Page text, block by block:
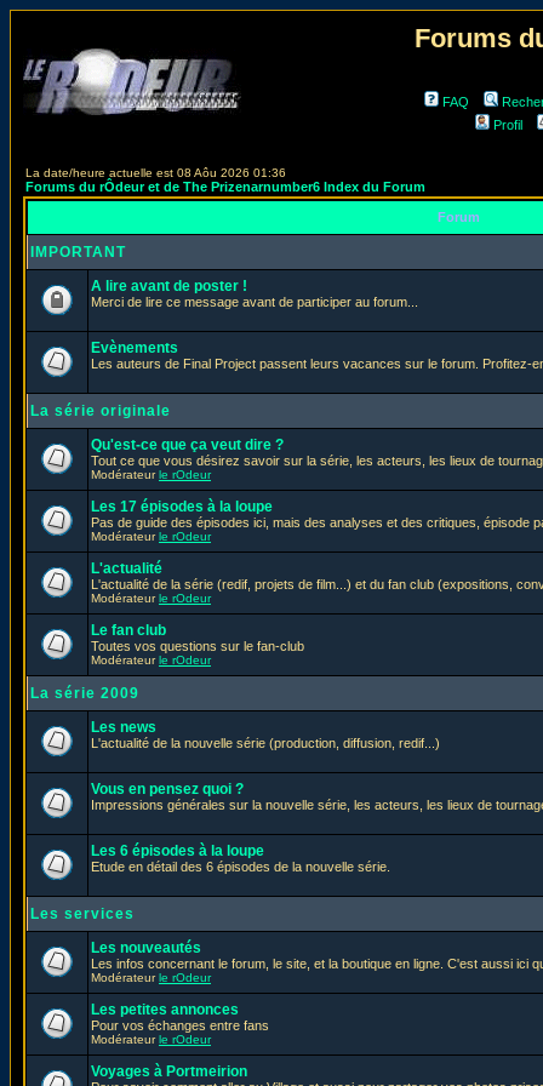
Forums
FAQ
Profil
La date/heure actuelle est 08 Aôu 2026 01:36
Forums du rÔdeur et de The Prizenarnumber6 Index du Forum
Forum
IMPORTANT
A lire avant de poster !
Merci de lire ce message avant de participer au forum...
Evènements
Les auteurs de Final Project passent leurs vacances sur le forum. Profitez-
La série originale
Qu'est-ce que ça veut dire ?
Tout ce que vous désirez savoir sur la série, les acteurs, les lieux de
Modérateurle rOdeur
Les 17 épisodes à la loupe
Pas de guide des épisodes ici, mais des analyses et des critiques, épisode
Modérateurle rOdeur
L'actualité
L'actualité de la série (redif, projets de film...) et du fan club (expositions,
Modérateurle rOdeur
Le fan club
Toutes vos questions sur le fan-club
Modérateurle rOdeur
La série 2009
Les news
L'actualité de la nouvelle série (production, diffusion, redif...)
Vous en pensez quoi ?
Impressions générales sur la nouvelle série, les acteurs, les lieux de
Les 6 épisodes à la loupe
Etude en détail des 6 épisodes de la nouvelle série.
Les services
Les nouveautés
Les infos concernant le forum, le site, et la boutique en ligne. C'est aussi ici
Modérateurle rOdeur
Les petites annonces
Pour vos échanges entre fans
Modérateurle rOdeur
Voyages à Portmeirion